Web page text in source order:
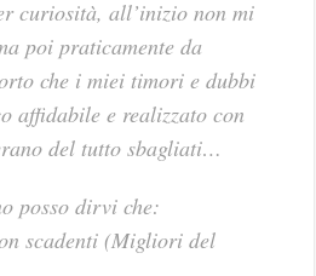
curiosità, all’inizio non mi
poi praticamente da
che i miei timori e dubbi
affidabile e realizzato con
del tutto sbagliati…
posso dirvi che:
scadenti (Migliori del